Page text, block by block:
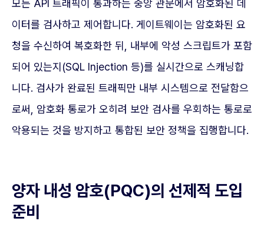
모든 API 트래픽이 통과하는 중앙 관문에서 암호화된 데
이터를 검사하고 제어합니다. 게이트웨이는 암호화된 요
청을 수신하여 복호화한 뒤, 내부에 악성 스크립트가 포함
되어 있는지(SQL Injection 등)를 실시간으로 스캐닝합
니다. 검사가 완료된 트래픽만 내부 시스템으로 전달함으
로써, 암호화 통로가 오히려 보안 검사를 우회하는 통로로
악용되는 것을 방지하고 통합된 보안 정책을 집행합니다.
양자 내성 암호(PQC)의 선제적 도입
준비